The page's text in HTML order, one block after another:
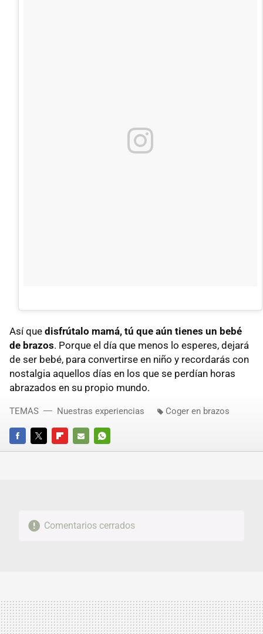
Así que disfrútalo mamá, tú que aún tienes un bebé
de brazos. Porque el día que menos lo esperes, dejará
de ser bebé, para convertirse en niño y recordarás con
nostalgia aquellos días en los que se perdían horas
abrazados en su propio mundo.
FACEBOOKTWITTERFLIPBOARD
E-
WHATSAPP
TEMAS Nuestras experiencias Coger en brazos
Comentarios cerrados